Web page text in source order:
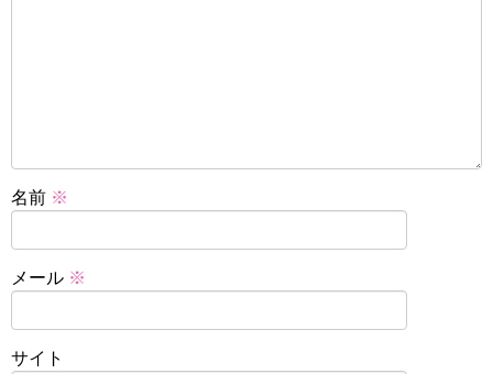
名前 ※
メール ※
サイト